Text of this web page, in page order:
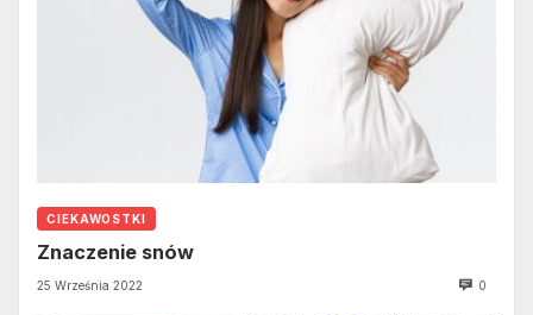
CIEKAWOSTKI
Znaczenie snów
25 Września 2022 0